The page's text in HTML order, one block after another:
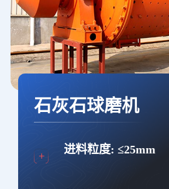
石灰石球磨机
进料粒度: ≤25mm